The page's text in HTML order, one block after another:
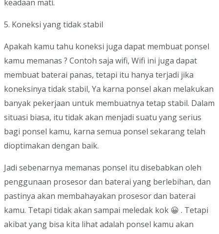
keadaan mati.
5. Koneksi yang tidak stabil
Apakah kamu tahu koneksi juga dapat membuat ponsel
kamu memanas ? Contoh saja wifi, Wifi ini juga dapat
membuat baterai panas, tetapi itu hanya terjadi jika
koneksinya tidak stabil, Ya karna ponsel akan melakukan
banyak pekerjaan untuk membuatnya tetap stabil. Dalam
situasi biasa, itu tidak akan menjadi suatu yang serius
bagi ponsel kamu, karna semua ponsel sekarang telah
dioptimakan dengan baik.
Jadi sebenarnya memanas ponsel itu disebabkan oleh
penggunaan prosesor dan baterai yang berlebihan, dan
pastinya akan membahayakan prosesor dan baterai
kamu. Tetapi tidak akan sampai meledak kok 😀 . Tetapi
akibat yang bisa kita lihat adalah ponsel kamu akan